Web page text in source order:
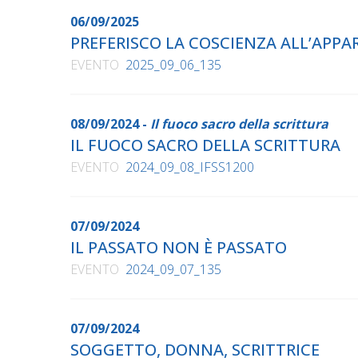
06/09/2025
PREFERISCO LA COSCIENZA
EVENTO 2025_09_06_135
08/09/2024 - Il fuoco sacro della scrittura
IL FUOCO SACRO DELLA SCRITTURA
EVENTO 2024_09_08_IFSS1200
07/09/2024
IL PASSATO NON È PASSATO
EVENTO 2024_09_07_135
07/09/2024
SOGGETTO, DONNA, SCRITTRICE